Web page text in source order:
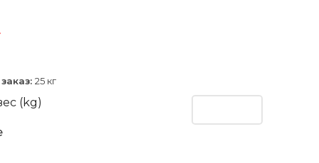
25 кг
(kg)